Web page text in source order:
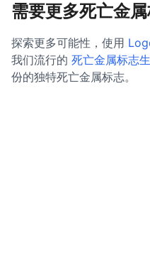
需要更多死亡金
探索更多可能性，使用
我们流行的 死亡金属标志
份的独特死亡金属标志。